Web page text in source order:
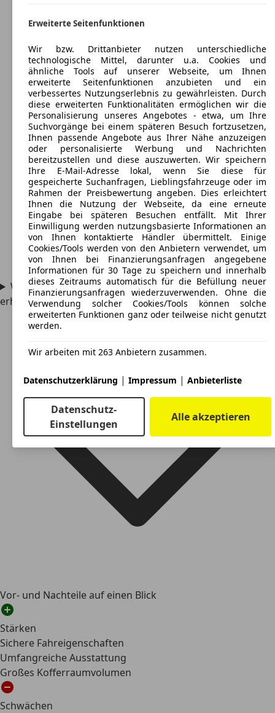
Welche Wertung hat das Fahrzeug im Sicherheitstest
erhalten?
Vor- und Nachteile auf einen Blick
Stärken
Sichere Fahreigenschaften
Umfangreiche Ausstattung
Großes Kofferraumvolumen
Schwächen
Erweiterte Seitenfunktionen
Wir bzw. Drittanbieter nutzen unterschiedliche
technologische Mittel, darunter u.a. Cookies und
ähnliche Tools auf unserer Webseite, um Ihnen
erweiterte Seitenfunktionen anzubieten und ein
verbessertes Nutzungserlebnis zu gewährleisten. Durch
diese erweiterten Funktionalitäten ermöglichen wir die
Personalisierung unseres Angebotes - etwa, um Ihre
Suchvorgänge bei einem späteren Besuch fortzusetzen,
Ihnen passende Angebote aus Ihrer Nähe anzuzeigen
oder personalisierte Werbung und Nachrichten
bereitzustellen und diese auszuwerten. Wir speichern
Ihre E-Mail-Adresse lokal, wenn Sie diese für
gespeicherte Suchanfragen, Lieblingsfahrzeuge oder im
Rahmen der Preisbewertung angeben. Dies erleichtert
Ihnen die Nutzung der Webseite, da eine erneute
Eingabe bei späteren Besuchen entfällt. Mit Ihrer
Einwilligung werden nutzungsbasierte Informationen an
von Ihnen kontaktierte Händler übermittelt. Einige
Cookies/Tools werden von den Anbietern verwendet, um
von Ihnen bei Finanzierungsanfragen angegebene
Informationen für 30 Tage zu speichern und innerhalb
dieses Zeitraums automatisch für die Befüllung neuer
Finanzierungsanfragen wiederzuverwenden. Ohne die
Verwendung solcher Cookies/Tools können solche
erweiterten Funktionen ganz oder teilweise nicht genutzt
werden.
Wir arbeiten mit 263 Anbietern zusammen.
Datenschutzerklärung | Impressum | Anbieterliste
Datenschutz-
Einstellungen
Alle akzeptieren